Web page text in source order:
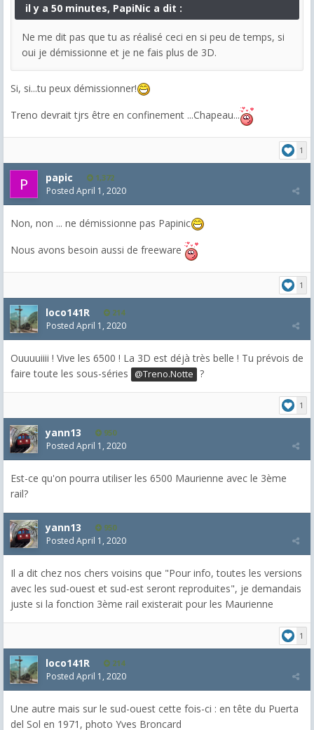
il y a 50 minutes, PapiNic a dit :
Ne me dit pas que tu as réalisé ceci en si peu de temps, si
oui je démissionne et je ne fais plus de 3D.
Si, si...tu peux démissionner!
Treno devrait tjrs être en confinement ...Chapeau...
1
papic 1,372
Posted April 1, 2020
Non, non ... ne démissionne pas Papinic
Nous avons besoin aussi de freeware
1
loco141R 214
Posted April 1, 2020
Ouuuuiiii ! Vive les 6500 ! La 3D est déjà très belle ! Tu prévois de
faire toute les sous-séries
@Treno.Notte ?
1
yann13 950
Posted April 1, 2020
Est-ce qu'on pourra utiliser les 6500 Maurienne avec le 3ème
rail?
yann13 950
Posted April 1, 2020
Il a dit chez nos chers voisins que "Pour info, toutes les versions
avec les sud-ouest et sud-est seront reproduites", je demandais
juste si la fonction 3ème rail existerait pour les Maurienne
1
loco141R 214
Posted April 1, 2020
Une autre mais sur le sud-ouest cette fois-ci : en tête du Puerta
del Sol en 1971, photo Yves Broncard